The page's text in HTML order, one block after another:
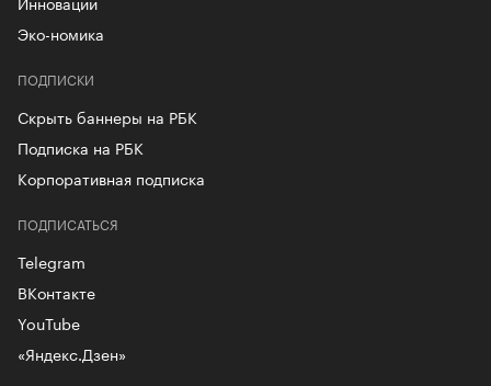
Эко-номика
ПОДПИСКИ
Скрыть баннеры на РБК
Подписка на РБК
Корпоративная подписка
ПОДПИСАТЬСЯ
Telegram
ВКонтакте
YouTube
«Яндекс.Дзен»